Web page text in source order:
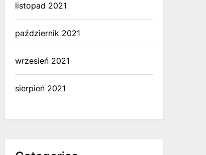
listopad 2021
październik 2021
wrzesień 2021
sierpień 2021